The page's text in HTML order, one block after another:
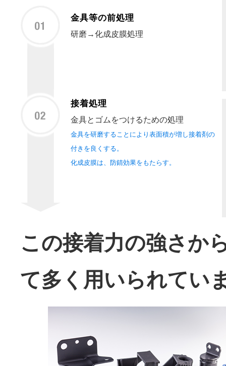
金具等の前処理
研磨→化成皮膜処理
接着処理
金具とゴムをつけるための処理
金具を研磨することにより表面積が増し接着剤の
付きを良くする。
化成皮膜は、防錆効果をもたらす。
この接着力の強さか
て多く用いられてい